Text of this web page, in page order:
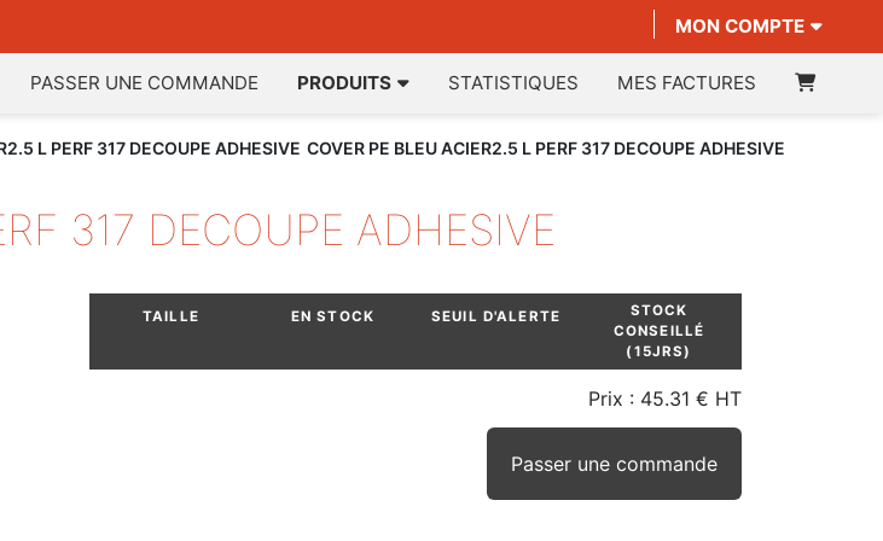
MON COMPTE
PASSER UNE COMMANDE PRODUITS STATISTIQUES MES FACTURES
L PERF 317 DECOUPE ADHESIVE COVER PE BLEU ACIER2.5 L PERF 317 DECOUPE ADHESIVE
317 DECOUPE ADHESIVE
TAILLE EN STOCK SEUIL D'ALERTE
STOCK
CONSEILLÉ
(15JRS)
Prix : 45.31 € HT
Passer une commande